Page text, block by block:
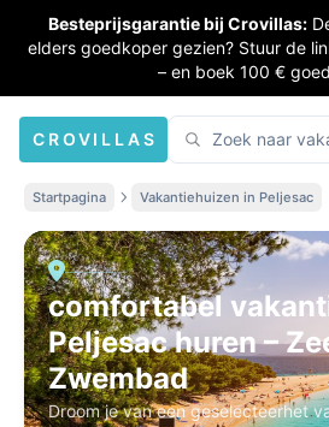
Besteprijsgarantie bij Crovillas:
elders goedkoper gezien? Stuur de
– en boek 100 €
CROVILLAS
Startpagina Vakantiehuizen in Peljesac
comfortabel
Peljesac huren –
Zwembad
Droom je van een geselecteerhet